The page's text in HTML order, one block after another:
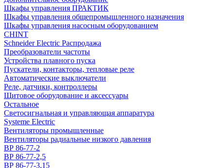
Шкафы управления ПРАКТИК
Шкафы управления общепромышленного назначения
Шкафы управления насосным оборудованием
CHINT
Schneider Electric Распродажа
Преобразователи частоты
Устройства плавного пуска
Пускатели, контакторы, тепловые реле
Автоматические выключатели
Реле, датчики, контроллеры
Щитовое оборудование и аксессуары
Остальное
Светосигнальная и управляющая аппаратура
Systeme Electric
Вентиляторы промышленные
Вентиляторы радиальные низкого давления
ВР 86-77-2
ВР 86-77-2,5
ВР 86-77-3,15